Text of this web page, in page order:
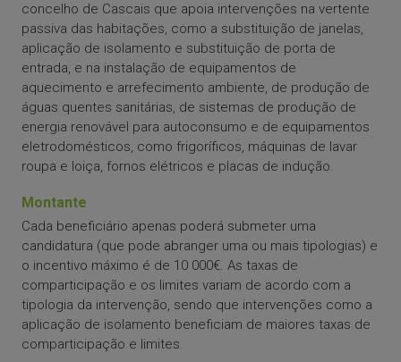
concelho de Cascais que apoia intervenções na vertente
passiva das habitações, como a substituição de janelas,
aplicação de isolamento e substituição de porta de
entrada, e na instalação de equipamentos de
aquecimento e arrefecimento ambiente, de produção de
águas quentes sanitárias, de sistemas de produção de
energia renovável para autoconsumo e de equipamentos
eletrodomésticos, como frigoríficos, máquinas de lavar
roupa e loiça, fornos elétricos e placas de indução.
Montante
Cada beneficiário apenas poderá submeter uma
candidatura (que pode abranger uma ou mais tipologias) e
o incentivo máximo é de 10 000€. As taxas de
comparticipação e os limites variam de acordo com a
tipologia da intervenção, sendo que intervenções como a
aplicação de isolamento beneficiam de maiores taxas de
comparticipação e limites.